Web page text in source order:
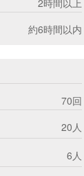
2時間以上
約6時間以内
70回
20人
6人